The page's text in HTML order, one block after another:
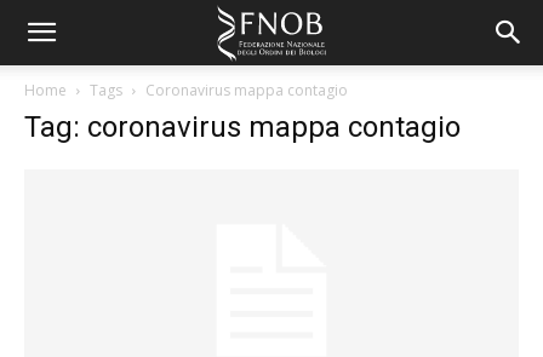
Home Tags Coronavirus mappa contagio
Tag: coronavirus mappa contagio